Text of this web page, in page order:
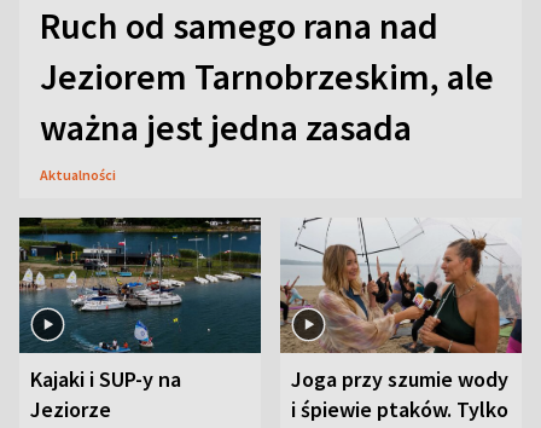
Ruch od samego rana nad
Jeziorem Tarnobrzeskim, ale
ważna jest jedna zasada
Aktualności
Kajaki i SUP-y na
Jeziorze
Joga przy szumie wody
i śpiewie ptaków. Tylko